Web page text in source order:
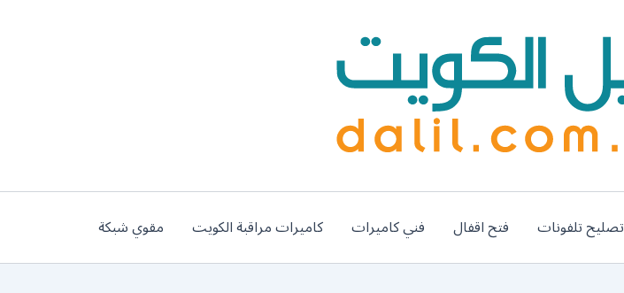
تصليح تلفونات فتح اقفال فني كاميرات كاميرات مراقبة الكويت مقوي شبكة